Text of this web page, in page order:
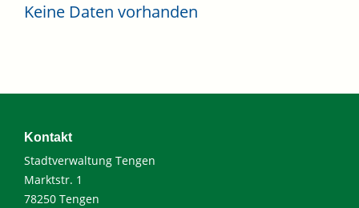
Keine Daten vorhanden
Kontakt
Stadtverwaltung Tengen
Marktstr. 1
78250 Tengen